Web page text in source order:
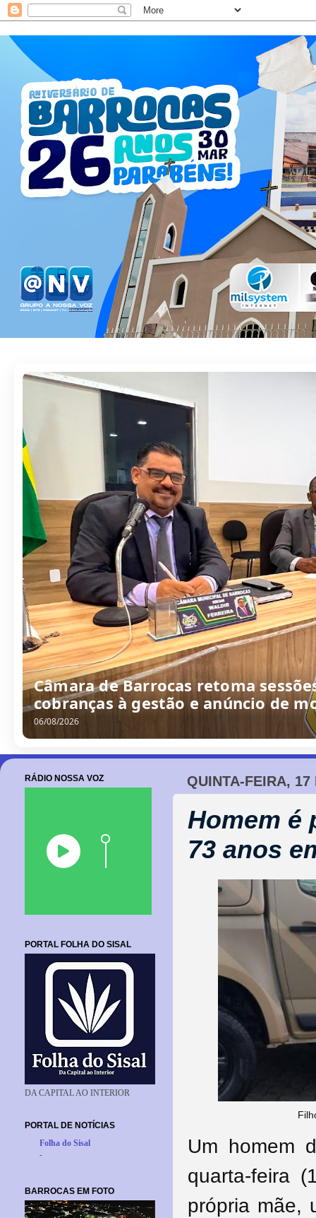
Câmara de Barrocas retoma
cobranças à gestão e anúncio de
06/08/2026
QUINTA-FEIRA,
Homem é
73 anos
Um homem
quarta-feira
própria mãe,
RÁDIO NOSSA VOZ
PORTAL FOLHA DO SISAL
DA CAPITAL AO INTERIOR
PORTAL DE NOTÍCIAS
Folha do Sisal
-
BARROCAS EM FOTO